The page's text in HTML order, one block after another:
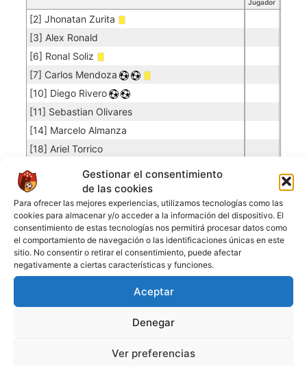
Gestionar el consentimiento
de las cookies
Para ofrecer las mejores experiencias, utilizamos tecnologías como las
cookies para almacenar y/o acceder a la información del dispositivo. El
consentimiento de estas tecnologías nos permitirá procesar datos como
el comportamiento de navegación o las identificaciones únicas en este
sitio. No consentir o retirar el consentimiento, puede afectar
negativamente a ciertas características y funciones.
Aceptar
Denegar
Ver preferencias
Jugador
[2] Jhonatan Zurita
[3] Alex Ronald
[6] Ronal Soliz
[7] Carlos Mendoza
[10] Diego Rivero
[11] Sebastian Olivares
[14] Marcelo Almanza
[18] Ariel Torrico
DEPORTIVO COCHABAMBA
Jugador
Jugador
Po
Concedidos
[1] Oscar R. Ponce 0.08 4 50
Porteros
Jugadores de campo